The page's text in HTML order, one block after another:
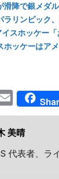
滑降で銀メダ
ラリンピック
スホッケー
ホッケーはア
Email
美晴
代表者、ラ